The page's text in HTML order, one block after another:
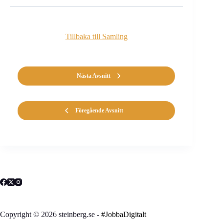
Föregående Avsnitt
Tillbaka till Samling
Nästa Avsnitt
Copyright © 2026 steinberg.se - #JobbaDigitalt